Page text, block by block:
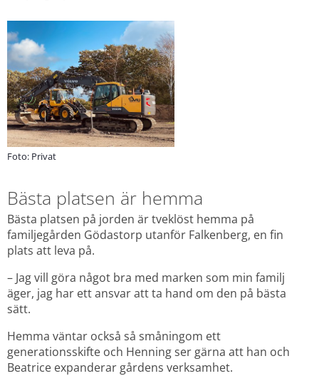
Foto: Privat
Bästa platsen är hemma
Bästa platsen på jorden är tveklöst hemma på
familjegården Gödastorp utanför Falkenberg, en fin
plats att leva på.
– Jag vill göra något bra med marken som min familj
äger, jag har ett ansvar att ta hand om den på bästa
sätt.
Hemma väntar också så småningom ett
generationsskifte och Henning ser gärna att han och
Beatrice expanderar gårdens verksamhet.